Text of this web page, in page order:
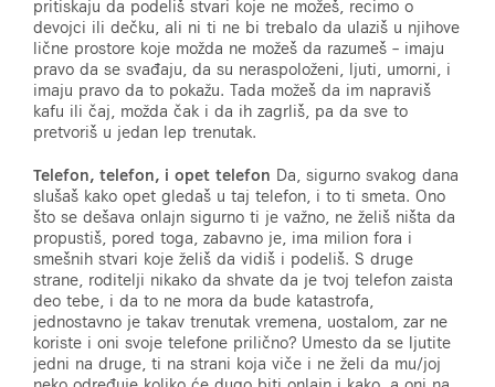
pritiskaju da podeliš stvari koje ne možeš, recimo o
devojci ili dečku, ali ni ti ne bi trebalo da ulaziš u njihove
lične prostore koje možda ne možeš da razumeš – imaju
pravo da se svađaju, da su neraspoloženi, ljuti, umorni, i
imaju pravo da to pokažu. Tada možeš da im napraviš
kafu ili čaj, možda čak i da ih zagrliš, pa da sve to
pretvoriš u jedan lep trenutak.
Telefon, telefon, i opet telefon Da, sigurno svakog dana
slušaš kako opet gledaš u taj telefon, i to ti smeta. Ono
što se dešava onlajn sigurno ti je važno, ne želiš ništa da
propustiš, pored toga, zabavno je, ima milion fora i
smešnih stvari koje želiš da vidiš i podeliš. S druge
strane, roditelji nikako da shvate da je tvoj telefon zaista
deo tebe, i da to ne mora da bude katastrofa,
jednostavno je takav trenutak vremena, uostalom, zar ne
koriste i oni svoje telefone prilično? Umesto da se ljutite
jedni na druge, ti na strani koja viče i ne želi da mu/joj